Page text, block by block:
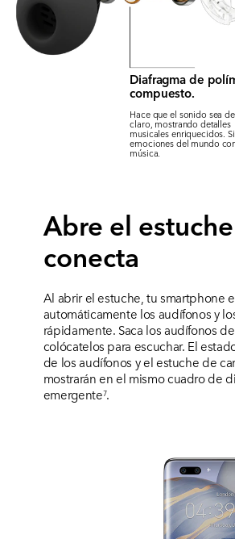
Diafragma de
compuesto.
Hace que el sonido sea
claro, mostrando detalles
musicales enriquecidos.
emociones del mundo
música.
Abre el
conecta
Al abrir el estuche, tu smartphone
automáticamente los audífonos y
rápidamente. Saca los audífonos
colócatelos para escuchar. El
de los audífonos y el estuche de
mostrarán en el mismo cuadro de
emergente7.